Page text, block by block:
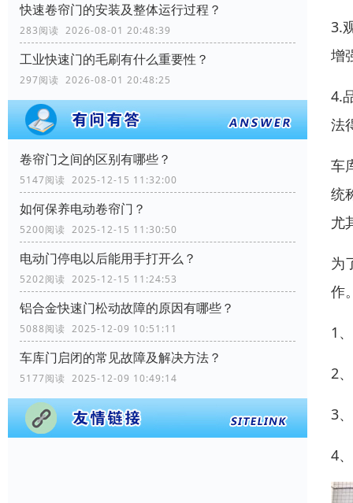
快速卷帘门的安装及整体运行过程？
283阅读 2026-08-01 20:48:39
工业快速门的毛刷有什么重要性？
297阅读 2026-08-01 20:48:25
卷帘门之间的区别有哪些？
5147阅读 2025-12-15 11:32:00
如何保养电动卷帘门？
5200阅读 2025-12-15 11:30:50
电动门停电以后能用手打开么？
5202阅读 2025-12-15 11:24:53
铝合金快速门松动故障的原因有哪些？
5088阅读 2025-12-09 10:51:11
车库门启闭的常见故障及解决方法？
5177阅读 2025-12-09 10:49:14
3.
增
4.
法
车
统
尤
为
作
1
2
3
4